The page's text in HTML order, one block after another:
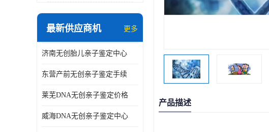
最新供应商机 更多
济南无创胎儿亲子鉴定中心
东营产前无创亲子鉴定手续
莱芜DNA无创亲子鉴定价格
威海DNA无创亲子鉴定中心
产品描述